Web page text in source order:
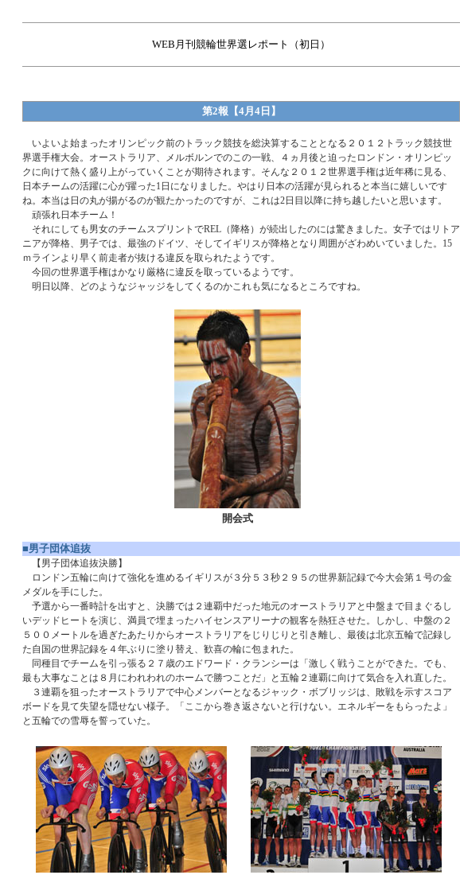
WEB月刊競輪世界選レポート（初日）
第2報【4月4日】
いよいよ始まったオリンピック前のトラック競技を総決算することとなる２０１２トラック競技世
界選手権大会。オーストラリア、メルボルンでのこの一戦、４ヵ月後と迫ったロンドン・オリンピッ
クに向けて熱く盛り上がっていくことが期待されます。そんな２０１２世界選手権は近年稀に見る、
日本チームの活躍に心が躍った1日になりました。やはり日本の活躍が見られると本当に嬉しいです
ね。本当は日の丸が揚がるのが観たかったのですが、これは2日目以降に持ち越したいと思います。
頑張れ日本チーム！
それにしても男女のチームスプリントでREL（降格）が続出したのには驚きました。女子ではリトア
ニアが降格、男子では、最強のドイツ、そしてイギリスが降格となり周囲がざわめいていました。15
ｍラインより早く前走者が抜ける違反を取られたようです。
今回の世界選手権はかなり厳格に違反を取っているようです。
明日以降、どのようなジャッジをしてくるのかこれも気になるところですね。
開会式
■男子団体追抜
【男子団体追抜決勝】
ロンドン五輪に向けて強化を進めるイギリスが３分５３秒２９５の世界新記録で今大会第１号の金
メダルを手にした。
予選から一番時計を出すと、決勝では２連覇中だった地元のオーストラリアと中盤まで目まぐるし
いデッドヒートを演じ、満員で埋まったハイセンスアリーナの観客を熱狂させた。しかし、中盤の２
５００メートルを過ぎたあたりからオーストラリアをじりじりと引き離し、最後は北京五輪で記録し
た自国の世界記録を４年ぶりに塗り替え、歓喜の輪に包まれた。
同種目でチームを引っ張る２７歳のエドワード・クランシーは「激しく戦うことができた。でも、
最も大事なことは８月にわれわれのホームで勝つことだ」と五輪２連覇に向けて気合を入れ直した。
３連覇を狙ったオーストラリアで中心メンバーとなるジャック・ボブリッジは、敗戦を示すスコア
ボードを見て失望を隠せない様子。「ここから巻き返さないと行けない。エネルギーをもらったよ」
と五輪での雪辱を誓っていた。